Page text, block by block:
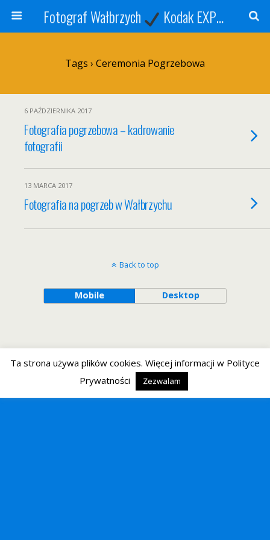
Fotograf Wałbrzych Kodak EXPRESS
Tags › Ceremonia Pogrzebowa
6 PAŹDZIERNIKA 2017
Fotografia pogrzebowa – kadrowanie
fotografii
13 MARCA 2017
Fotografia na pogrzeb w Wałbrzychu
Back to top
Mobile Desktop
Ta strona używa plików cookies. Więcej informacji w Polityce
Prywatności
Zezwalam